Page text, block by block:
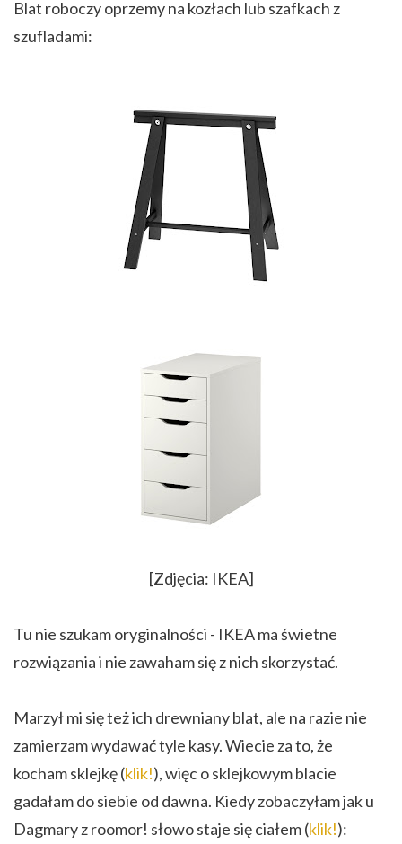
Blat roboczy oprzemy na kozłach lub szafkach z
szufladami:
[Zdjęcia: IKEA]
Tu nie szukam oryginalności - IKEA ma świetne
rozwiązania i nie zawaham się z nich skorzystać.
Marzył mi się też ich drewniany blat, ale na razie nie
zamierzam wydawać tyle kasy. Wiecie za to, że
kocham sklejkę (klik!), więc o sklejkowym blacie
gadałam do siebie od dawna. Kiedy zobaczyłam jak u
Dagmary z roomor! słowo staje się ciałem (klik!):